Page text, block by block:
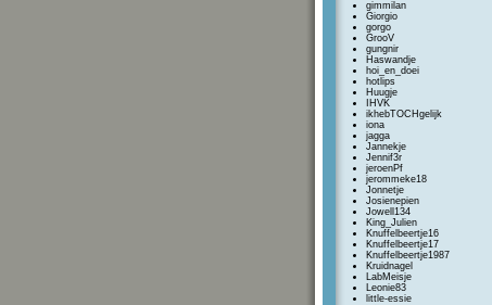
gimmilan
Giorgio
gorgo
GrooV
gungnir
Haswandje
hoi_en_doei
hotlips
Huugje
IHVK
ikhebTOCHgelijk
iona
jagga
Jannekje
Jennif3r
jeroenPf
jerommeke18
Jonnetje
Josienepien
Jowell134
King_Julien
Knuffelbeertje16
Knuffelbeertje17
Knuffelbeertje1987
Kruidnagel
LabMeisje
Leonie83
little-essie